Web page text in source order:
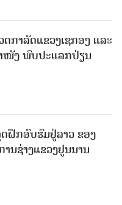
ກາລັດແຂວງເຊກອງ ແລະ
ໜັງ ພົບປະແລກປ່ຽນ
ດຝຶກອົບຮົມຢູ່ລາວ ຂອງ
ນຊ່າງແຂວງຢູນນານ